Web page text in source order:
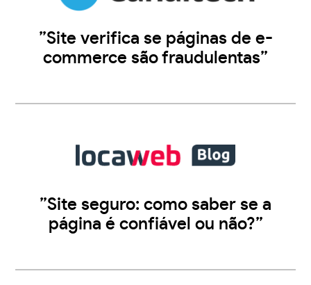
”Site verifica se páginas de e-
commerce são fraudulentas”
”Site seguro: como saber se a
página é confiável ou não?”